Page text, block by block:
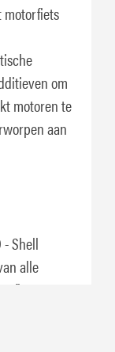
motorfiets
om
motoren te
aan
- Shell
alle
en